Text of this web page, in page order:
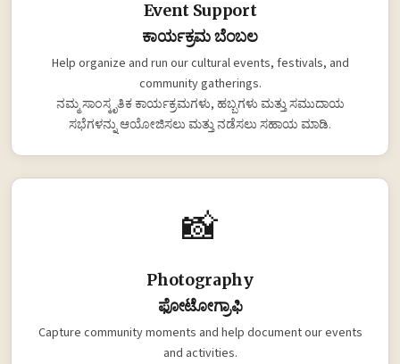
Event Support
ಕಾರ್ಯಕ್ರಮ ಬೆಂಬಲ
Help organize and run our cultural events, festivals, and
community gatherings.
ನಮ್ಮ ಸಾಂಸ್ಕೃತಿಕ ಕಾರ್ಯಕ್ರಮಗಳು, ಹಬ್ಬಗಳು ಮತ್ತು ಸಮುದಾಯ
ಸಭೆಗಳನ್ನು ಆಯೋಜಿಸಲು ಮತ್ತು ನಡೆಸಲು ಸಹಾಯ ಮಾಡಿ.
📸
Photography
ಫೋಟೋಗ್ರಾಫಿ
Capture community moments and help document our events
and activities.